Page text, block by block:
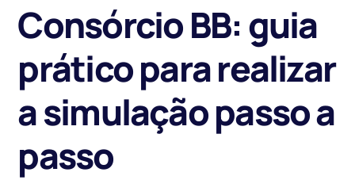
Consórcio BB: guia
prático para realizar
a simulação passo a
passo